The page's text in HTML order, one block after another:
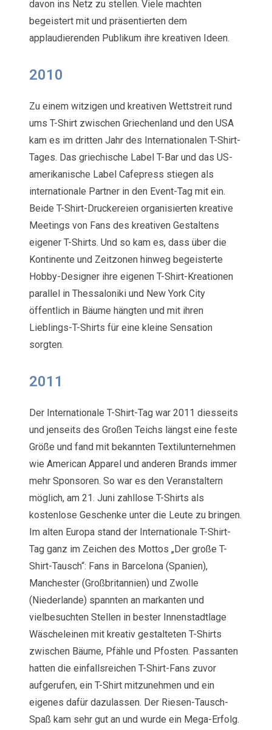
davon ins Netz zu stellen. Viele machten
begeistert mit und präsentierten dem
applaudierenden Publikum ihre kreativen Ideen.
2010
Zu einem witzigen und kreativen Wettstreit rund
ums T-Shirt zwischen Griechenland und den USA
kam es im dritten Jahr des Internationalen T-Shirt-
Tages. Das griechische Label T-Bar und das US-
amerikanische Label Cafepress stiegen als
internationale Partner in den Event-Tag mit ein.
Beide T-Shirt-Druckereien organisierten kreative
Meetings von Fans des kreativen Gestaltens
eigener T-Shirts. Und so kam es, dass über die
Kontinente und Zeitzonen hinweg begeisterte
Hobby-Designer ihre eigenen T-Shirt-Kreationen
parallel in Thessaloniki und New York City
öffentlich in Bäume hängten und mit ihren
Lieblings-T-Shirts für eine kleine Sensation
sorgten.
2011
Der Internationale T-Shirt-Tag war 2011 diesseits
und jenseits des Großen Teichs längst eine feste
Größe und fand mit bekannten Textilunternehmen
wie American Apparel und anderen Brands immer
mehr Sponsoren. So war es den Veranstaltern
möglich, am 21. Juni zahllose T-Shirts als
kostenlose Geschenke unter die Leute zu bringen.
Im alten Europa stand der Internationale T-Shirt-
Tag ganz im Zeichen des Mottos „Der große T-
Shirt-Tausch“: Fans in Barcelona (Spanien),
Manchester (Großbritannien) und Zwolle
(Niederlande) spannten an markanten und
vielbesuchten Stellen in bester Innenstadtlage
Wäscheleinen mit kreativ gestalteten T-Shirts
zwischen Bäume, Pfähle und Pfosten. Passanten
hatten die einfallsreichen T-Shirt-Fans zuvor
aufgerufen, ein T-Shirt mitzunehmen und ein
eigenes dafür dazulassen. Der Riesen-Tausch-
Spaß kam sehr gut an und wurde ein Mega-Erfolg.